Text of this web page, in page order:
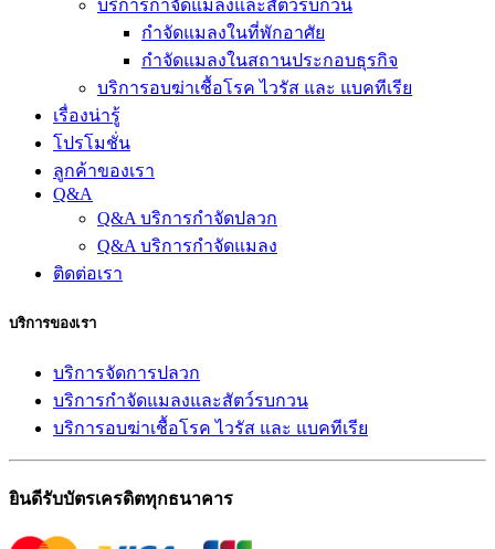
บริการกำจัดแมลงและสัตว์รบกวน
กำจัดแมลงในที่พักอาศัย
กำจัดแมลงในสถานประกอบธุรกิจ
บริการอบฆ่าเชื้อโรค ไวรัส และ แบคทีเรีย
เรื่องน่ารู้
โปรโมชั่น
ลูกค้าของเรา
Q&A
Q&A บริการกำจัดปลวก
Q&A บริการกำจัดแมลง
ติดต่อเรา
บริการของเรา
บริการจัดการปลวก
บริการกำจัดแมลงและสัตว์รบกวน
บริการอบฆ่าเชื้อโรค ไวรัส และ แบคทีเรีย
ยินดีรับบัตรเครดิตทุกธนาคาร